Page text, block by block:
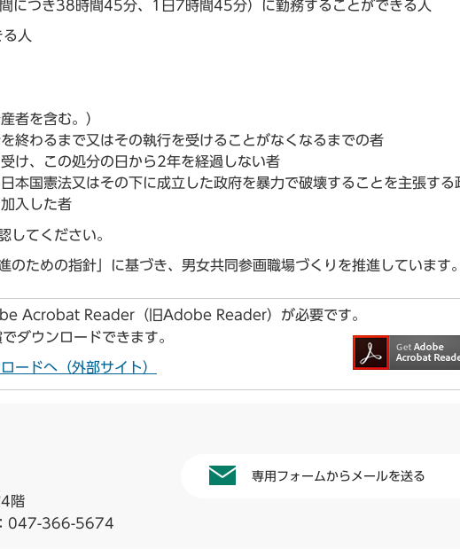
につき38時間45分、1日7時間45分）に勤務することができる人
人
者を含む。）
終わるまで又はその執行を受けることがなくなるまでの者
け、この処分の日から2年を経過しない者
本国憲法又はその下に成立した政府を暴力で破壊することを主張する
入した者
てください。
のための指針」に基づき、男女共同参画職場づくりを推進しています
Acrobat Reader（旧Adobe Reader）が必要です。
ダウンロードできます。
ドへ（外部サイト）
階
047-366-5674
専用フォームからメールを送る